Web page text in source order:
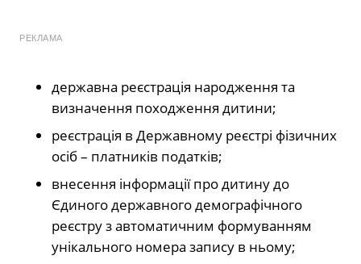
РЕКЛАМА
державна реєстрація народження та
визначення походження дитини;
реєстрація в Державному реєстрі фізичних
осіб – платників податків;
внесення інформації про дитину до
Єдиного державного демографічного
реєстру з автоматичним формуванням
унікального номера запису в ньому;